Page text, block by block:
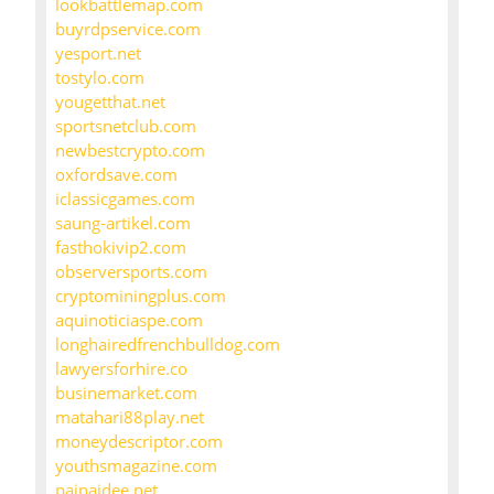
lookbattlemap.com
buyrdpservice.com
yesport.net
tostylo.com
yougetthat.net
sportsnetclub.com
newbestcrypto.com
oxfordsave.com
iclassicgames.com
saung-artikel.com
fasthokivip2.com
observersports.com
cryptominingplus.com
aquinoticiaspe.com
longhairedfrenchbulldog.com
lawyersforhire.co
businemarket.com
matahari88play.net
moneydescriptor.com
youthsmagazine.com